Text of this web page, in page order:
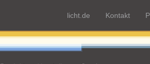
licht.de Kontakt